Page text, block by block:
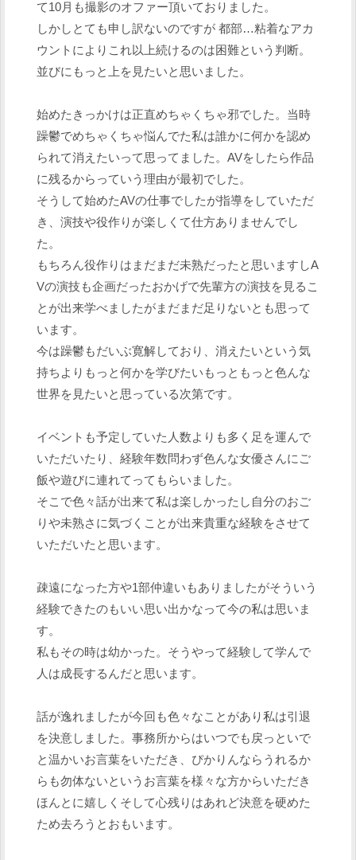
て10月も撮影のオファー頂いておりました。
しかしとても申し訳ないのですが 都部…粘着なアカ
ウントによりこれ以上続けるのは困難という判断。
並びにもっと上を見たいと思いました。
始めたきっかけは正直めちゃくちゃ邪でした。当時
躁鬱でめちゃくちゃ悩んでた私は誰かに何かを認め
られて消えたいって思ってました。AVをしたら作品
に残るからっていう理由が最初でした。
そうして始めたAVの仕事でしたが指導をしていただ
き、演技や役作りが楽しくて仕方ありませんでし
た。
もちろん役作りはまだまだ未熟だったと思いますしA
Vの演技も企画だったおかげで先輩方の演技を見るこ
とが出来学べましたがまだまだ足りないとも思って
います。
今は躁鬱もだいぶ寛解しており、消えたいという気
持ちよりもっと何かを学びたいもっともっと色んな
世界を見たいと思っている次第です。
イベントも予定していた人数よりも多く足を運んで
いただいたり、経験年数問わず色んな女優さんにご
飯や遊びに連れてってもらいました。
そこで色々話が出来て私は楽しかったし自分のおご
りや未熟さに気づくことが出来貴重な経験をさせて
いただいたと思います。
疎遠になった方や1部仲違いもありましたがそういう
経験できたのもいい思い出かなって今の私は思いま
す。
私もその時は幼かった。そうやって経験して学んで
人は成長するんだと思います。
話が逸れましたが今回も色々なことがあり私は引退
を決意しました。事務所からはいつでも戻っといで
と温かいお言葉をいただき、ぴかりんならうれるか
らも勿体ないというお言葉を様々な方からいただき
ほんとに嬉しくそして心残りはあれど決意を硬めた
ため去ろうとおもいます。